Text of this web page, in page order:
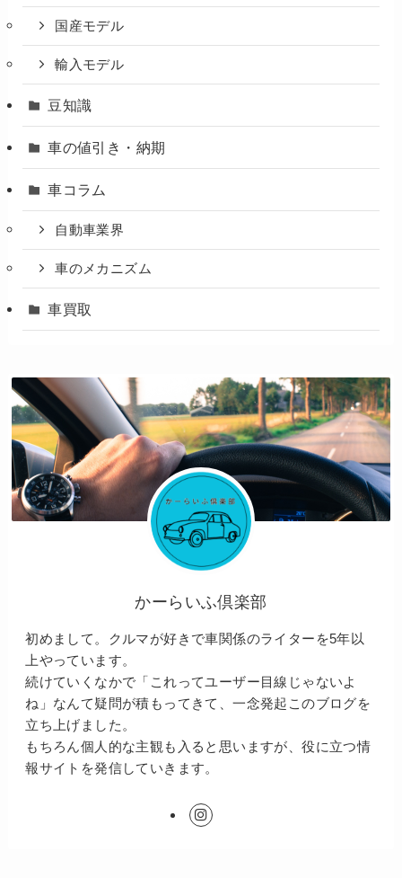
国産モデル
輸入モデル
豆知識
車の値引き・納期
車コラム
自動車業界
車のメカニズム
車買取
かーらいふ倶楽部
初めまして。クルマが好きで車関係のライターを5年以
上やっています。
続けていくなかで「これってユーザー目線じゃないよ
ね」なんて疑問が積もってきて、一念発起このブログを
立ち上げました。
もちろん個人的な主観も入ると思いますが、役に立つ情
報サイトを発信していきます。